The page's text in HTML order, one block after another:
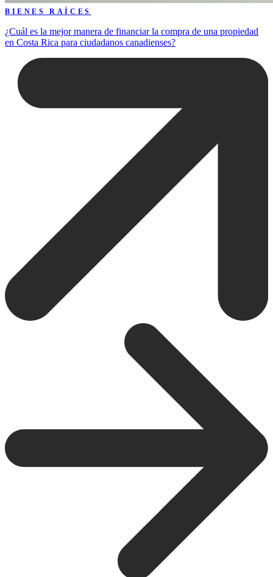
BIENES RAÍCES
¿Cuál es la mejor manera de financiar la compra de una propiedad
en Costa Rica para ciudadanos canadienses?